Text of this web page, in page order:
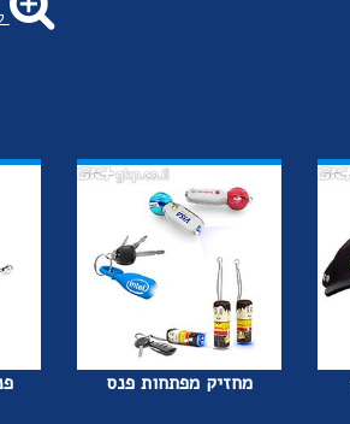
מחזיק מפתחות פנס